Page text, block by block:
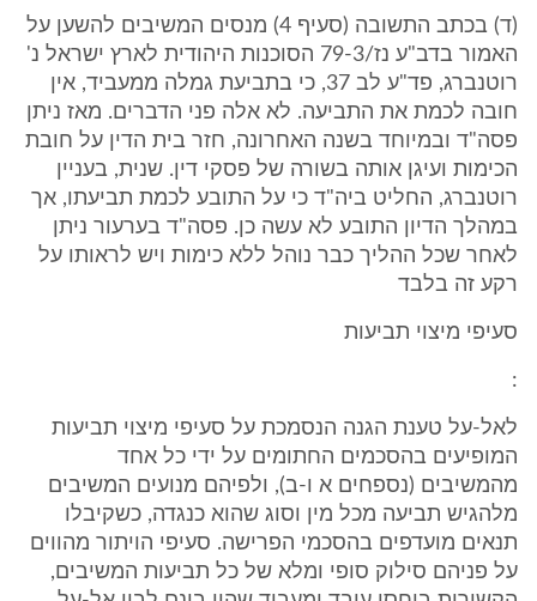
(ד) בכתב התשובה (סעיף 4) מנסים המשיבים להשען על
האמור בדב"ע נז/79-3 הסוכנות היהודית לארץ ישראל נ'
רוטנברג, פד"ע לב 37, כי בתביעת גמלה ממעביד, אין
חובה לכמת את התביעה. לא אלה פני הדברים. מאז ניתן
פסה"ד ובמיוחד בשנה האחרונה, חזר בית הדין על חובת
הכימות ועיגן אותה בשורה של פסקי דין. שנית, בעניין
רוטנברג, החליט ביה"ד כי על התובע לכמת תביעתו, אך
במהלך הדיון התובע לא עשה כן. פסה"ד בערעור ניתן
לאחר שכל ההליך כבר נוהל ללא כימות ויש לראותו על
רקע זה בלבד
סעיפי מיצוי תביעות
:
לאל-על טענת הגנה הנסמכת על סעיפי מיצוי תביעות
המופיעים בהסכמים החתומים על ידי כל אחד
מהמשיבים (נספחים א ו-ב), ולפיהם מנועים המשיבים
מלהגיש תביעה מכל מין וסוג שהוא כנגדה, כשקיבלו
תנאים מועדפים בהסכמי הפרישה. סעיפי הויתור מהווים
על פניהם סילוק סופי ומלא של כל תביעות המשיבים,